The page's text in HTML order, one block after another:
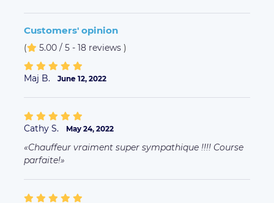
Customers' opinion
( 5.00 / 5 - 18 reviews )
Maj B. June 12, 2022
Cathy S. May 24, 2022
Chauffeur vraiment super sympathique !!!! Course
parfaite!